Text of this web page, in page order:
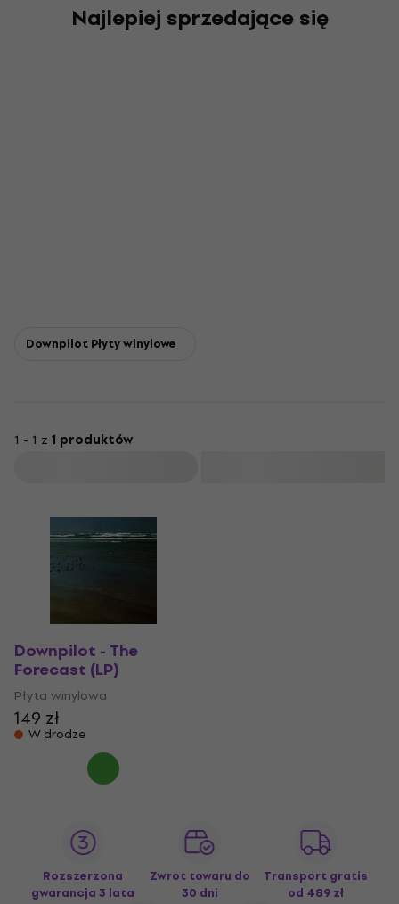
Najlepiej sprzedające się
Downpilot Płyty winylowe
1 - 1 z 1 produktów
Downpilot - The
Forecast (LP)
Płyta winylowa
149 zł
W drodze
Rozszerzona
gwarancja 3 lata
Zwrot towaru do
30 dni
Transport gratis
od 489 zł